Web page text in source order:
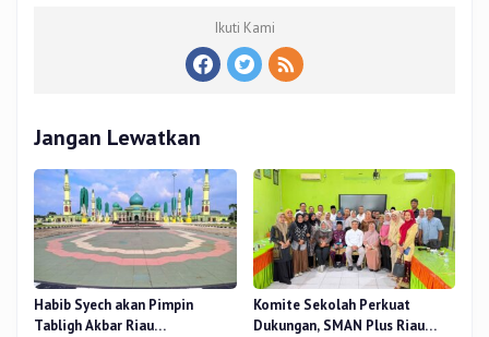
Ikuti Kami
Jangan Lewatkan
Habib Syech akan Pimpin
Tabligh Akbar Riau
Komite Sekolah Perkuat
Dukungan, SMAN Plus Riau